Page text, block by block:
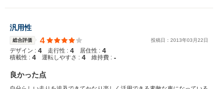
汎用性
総合評価 4 投稿日： 2013年03 月22日
デザイン : 4 走行性 : 4 居住性 : 4
積載性 : 4 運転しやすさ : 4 維持費 : -
良かった点